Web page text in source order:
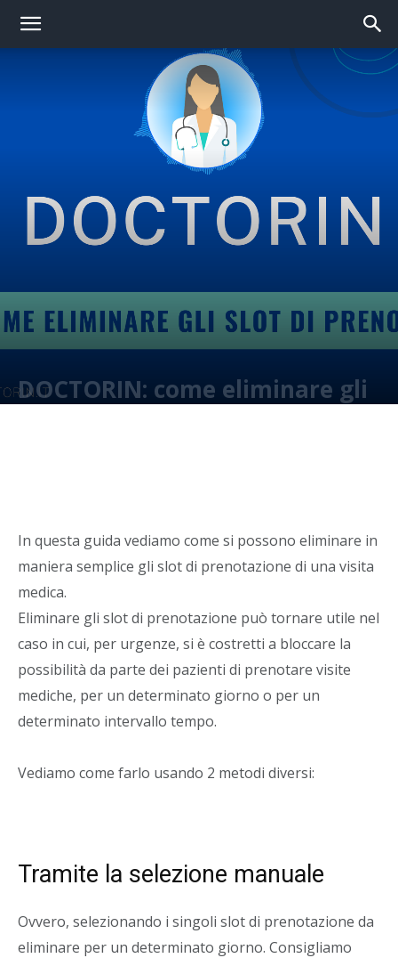
DOCTORIN: come eliminare gli
In questa guida vediamo come si possono eliminare in
maniera semplice gli slot di prenotazione di una visita
medica.
Eliminare gli slot di prenotazione può tornare utile nel
caso in cui, per urgenze, si è costretti a bloccare la
possibilità da parte dei pazienti di prenotare visite
mediche, per un determinato giorno o per un
determinato intervallo tempo.
Vediamo come farlo usando 2 metodi diversi:
Tramite la selezione manuale
Ovvero, selezionando i singoli slot di prenotazione da
eliminare per un determinato giorno. Consigliamo